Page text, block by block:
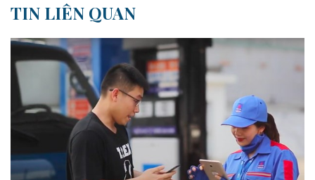
TIN LIÊN QUAN